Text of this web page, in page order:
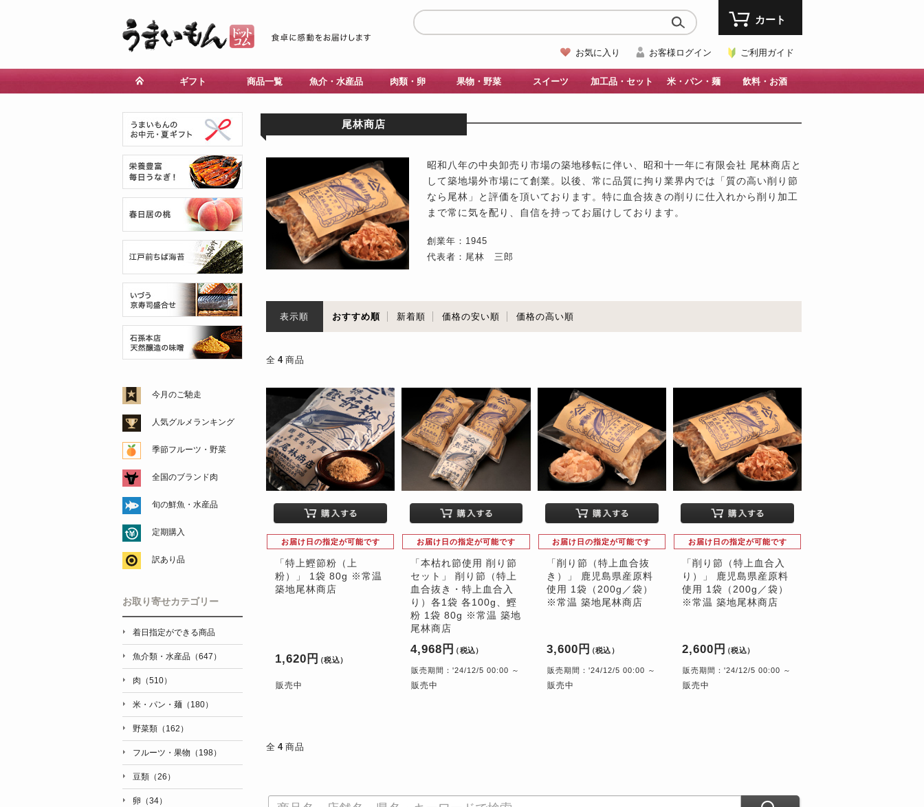
お気に入り お客様ログイン ご利用ガイド
カート
ギフト 商品一覧 魚介・水産品 肉類・卵 果物・野菜 スイーツ 加工品・セット 米・パン・麺 飲料・お酒
尾林商店
昭和八年の中央卸売り市場の築地移転に伴い、昭和十一年に有限会社 尾林商店と
して築地場外市場にて創業。以後、常に品質に拘り業界内では「質の高い削り節
なら尾林」と評価を頂いております。特に血合抜きの削りに仕入れから削り加工
まで常に気を配り、自信を持ってお届けしております。
創業年：1945
代表者：尾林 三郎
表示順 おすすめ順 新着順 価格の安い順 価格の高い順
全 4 商品
お届け日の指定が可能です
「特上鰹節粉（上
粉）」 1袋 80g ※常温
築地尾林商店
1,620円（税込）
販売中
お届け日の指定が可能です
「本枯れ節使用 削り節
セット」 削り節（特上
血合抜き・特上血合入
り）各1袋 各100g、鰹
粉 1袋 80g ※常温 築地
尾林商店
4,968円 （税込）
販売期間：'24/12/5 00:00 ～
販売中
お届け日の指定が可能です
「削り節（特上血合抜
き）」 鹿児島県産原料
使用 1袋（200g／袋）
※常温 築地尾林商店
3,600円（税込）
販売期間：'24/12/5 00:00 ～
販売中
お届け日の指定が可能です
「削り節（特上血合入
り）」 鹿児島県産原料
使用 1袋（200g／袋）
※常温 築地尾林商店
2,600円 （税込）
販売期間：'24/12/5 00:00 ～
販売中
全 4 商品
今月のご馳走
人気グルメランキング
季節フルーツ・野菜
全国のブランド肉
旬の鮮魚・水産品
定期購入
訳あり品
お取り寄せカテゴリー
着日指定ができる商品
魚介類・水産品（647）
肉（510）
米・パン・麺（180）
野菜類（162）
フルーツ・果物（198）
豆類（26）
卵（34）